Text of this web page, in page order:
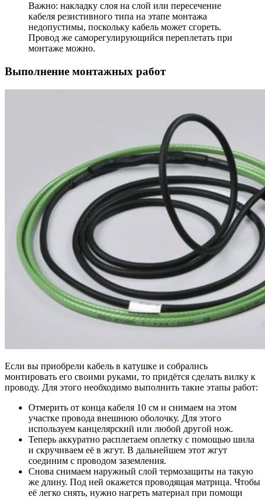
Важно: накладку слоя на слой или пересечение
кабеля резистивного типа на этапе монтажа
недопустимы, поскольку кабель может сгореть.
Провод же саморегулирующийся переплетать при
монтаже можно.
Выполнение монтажных работ
Если вы приобрели кабель в катушке и собрались
монтировать его своими руками, то придётся сделать вилку к
проводу. Для этого необходимо выполнить такие этапы работ:
Отмерить от конца кабеля 10 см и снимаем на этом
участке провода внешнюю оболочку. Для этого
используем канцелярский или любой другой нож.
Теперь аккуратно расплетаем оплетку с помощью шила
и скручиваем её в жгут. В дальнейшем этот жгут
соединим с проводом заземления.
Снова снимаем наружный слой термозащиты на такую
же длину. Под ней окажется проводящая матрица. Чтобы
её легко снять, нужно нагреть материал при помощи